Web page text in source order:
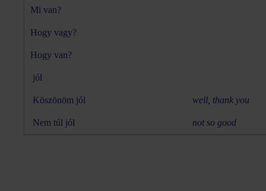
Mi van?
Hogy vagy?
Hogy van?
jól
Köszönöm jól well, thank you
Nem túl jól not so good